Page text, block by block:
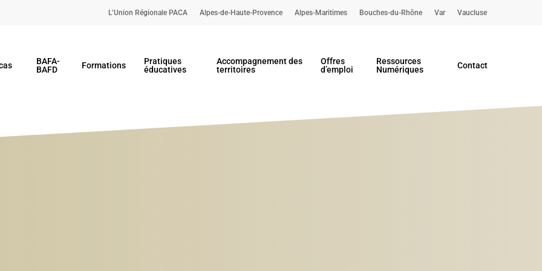
L’Union Régionale PACA Alpes-de-Haute-Provence Alpes-Maritimes Bouches-du-Rhône Var Vaucluse
BAFA-
BAFD
Formations
Pratiques
éducatives
Accompagnement des
territoires
Offres
d’emploi
Ressources
Numériques
Contact